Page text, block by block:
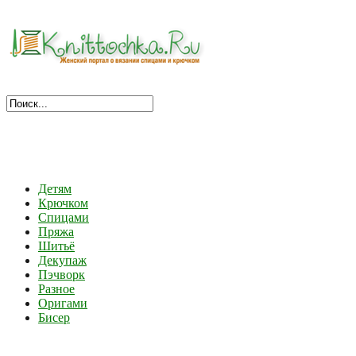
Детям
Крючком
Спицами
Пряжа
Шитьё
Декупаж
Пэчворк
Разное
Оригами
Бисер